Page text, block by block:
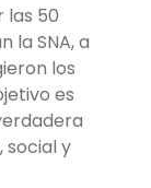
las 50
la SNA, a
los
es
social y